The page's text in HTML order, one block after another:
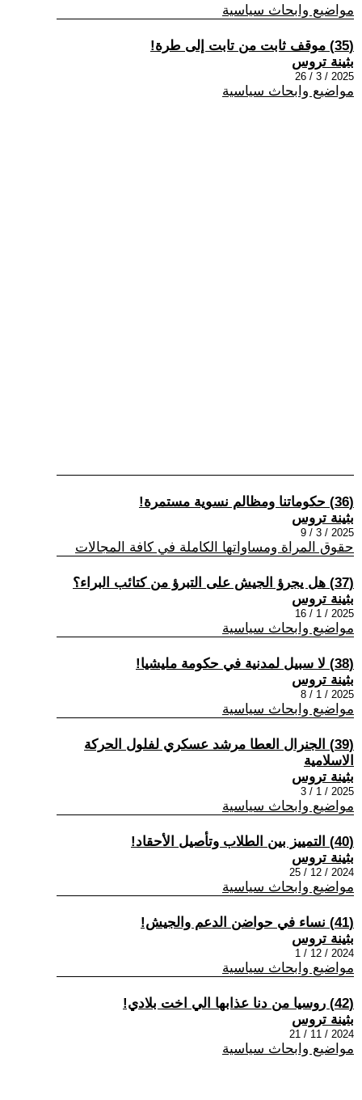
مواضيع وابحاث سياسية
(35) موقف ثابت من تابت إلى طرة!
بثينة تروس
2025 / 3 / 26
مواضيع وابحاث سياسية
(36) حكوماتنا ومظالم نسوية مستمرة!
بثينة تروس
2025 / 3 / 9
حقوق المراة ومساواتها الكاملة في كافة المجالات
(37) هل يجرؤ الجيش على التبرؤ من كتائب البراء؟
بثينة تروس
2025 / 1 / 16
مواضيع وابحاث سياسية
(38) لا سبيل لمدنية في حكومة مليشيا!
بثينة تروس
2025 / 1 / 8
مواضيع وابحاث سياسية
(39) الجنرال العطا مرشد عسكري لفلول الحركة
الاسلامية
بثينة تروس
2025 / 1 / 3
مواضيع وابحاث سياسية
(40) التمييز بين الطلاب وتأصيل الأحقاد!
بثينة تروس
2024 / 12 / 25
مواضيع وابحاث سياسية
(41) نساء في حواضن الدعم والجيش!
بثينة تروس
2024 / 12 / 1
مواضيع وابحاث سياسية
(42) روسيا من دنا عذابها الي اخت بلادي!
بثينة تروس
2024 / 11 / 21
مواضيع وابحاث سياسية